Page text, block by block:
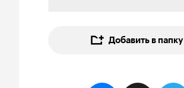
Добавить в папку